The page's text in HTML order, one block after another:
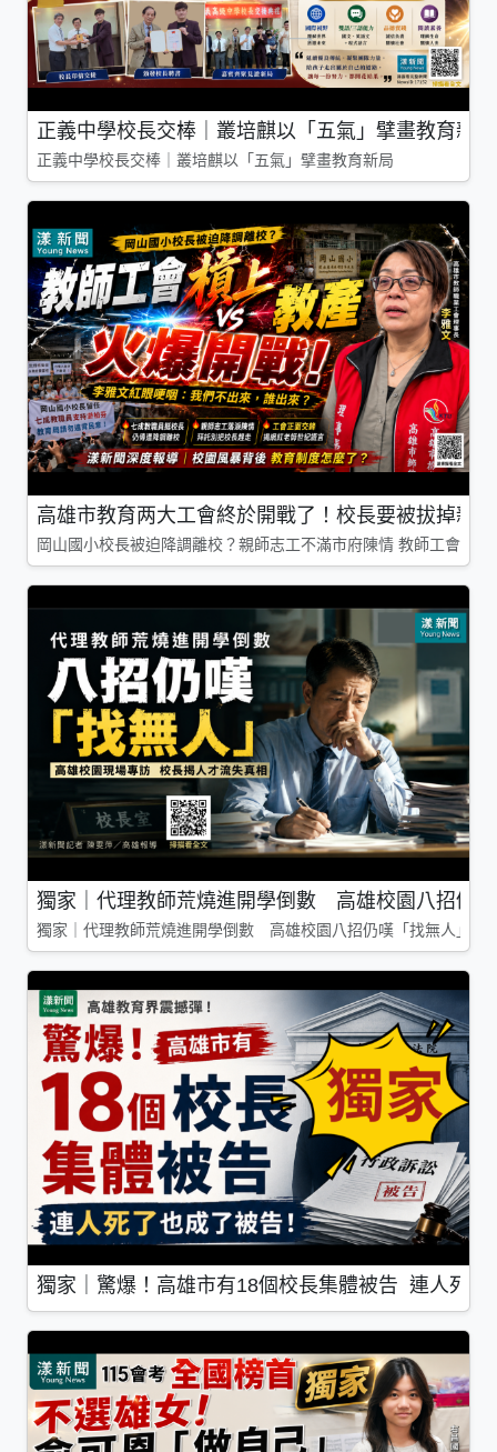
正義中學校長交棒｜叢培麒以「五氣」擘畫教育新局
正義中學校長交棒｜叢培麒以「五氣」擘畫教育新局
高雄市教育两大工會終於開戰了！校長要被拔掉親
岡山國小校長被迫降調離校？親師志工不滿市府陳情 教師工會槓
獨家｜代理教師荒燒進開學倒數 高雄校園八招仍
獨家｜代理教師荒燒進開學倒數 高雄校園八招仍嘆「找無人」
獨家｜驚爆！高雄市有18個校長集體被告 連人死了